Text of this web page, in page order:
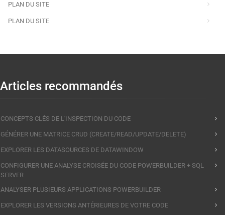
PLAN DU SITE
PLAN DU SITE
Articles recommandés
CONCEPTS CLÉS DE L'INSPECTION DU CODE
GÉNÉRER UNE MATRICE CRUD (CREATE/READ/UPDATE/DELETE)
EXPLORER LES DATASOURCES DE DATAWINDOW
CONFIGURER UNE ANALYSE CROISÉE DU CODE POWERBUILDER + SQL
SERVER
ANALYSER PLUSIEURS APPLICATIONS POWERBUILDER
EXPLORER LES VERSIONS ANTÉRIEURES DE VOTRE CODE